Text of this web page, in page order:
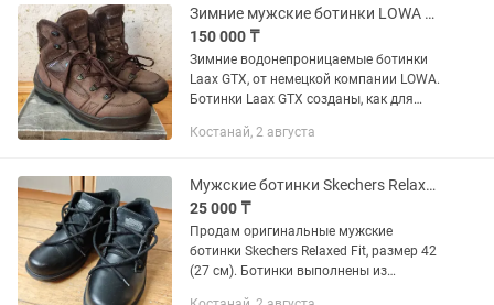
Зимние мужские ботинки LOWA LAAX II GTX, размер 42,5
150 000 ₸
Зимние водонепроницаемые ботинки
Laax GTX, от немецкой компании LOWA.
Ботинки Laax GTX созданы, как для
покрое новинки применяются
Костанай, 2 августа
Мужские ботинки Skechers Relaxed Fit Waterproof, 42 размер (27 см)
25 000 ₸
Продам оригинальные мужские
ботинки Skechers Relaxed Fit, размер 42
(27 см). Ботинки выполнены из